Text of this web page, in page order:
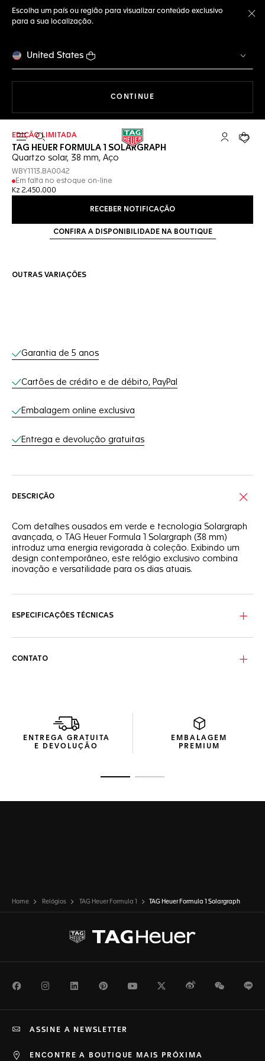
Escolha um país ou região para visualizar conteúdo exclusivo
para a sua localização.
United States
CONTINUE
Abrir a busca Conta My
Seu
EDIÇÃO LIMITADA
TAG HEUER FORMULA 1 SOLARGRAPH
Quartzo solar, 38 mm, Aço
WBY1113.BA0042
Em falta no estoque on-line
Kz 2.450.000
RECEBER NOTIFICAÇÃO
CONFIRA A DISPONIBILIDADE NA BOUTIQUE
OUTRAS VARIAÇÕES
Serviços on-line
Garantia de 5 anos
Cartões de crédito e de débito, PayPal
Embalagem online exclusiva
Entrega e devolução gratuitas
DESCRIÇÃO
Com detalhes ousados em verde e tecnologia Solargraph
avançada, o TAG Heuer Formula 1 Solargraph (38 mm)
introduz uma energia revigorada à coleção. Exibindo um
design contemporâneo, este relógio exclusivo combina
inovação e versatilidade para os dias atuais.
dinâmico. Ponteiros e índices laqueados em preto,
materiais inovadores.
ideal para exploradores urbanos e estilos de vida ativos.
O movimento Calibre TH50-00 Solargraph alimenta este
relógio com alta autonomia, exigindo apenas 1 minuto de
ESPECIFICAÇÕES TÉCNICAS
CONTATO
ENTREGA GRATUITA
E DEVOLUÇÃO
EMBALAGEM
PREMIUM
Home Relógios TAG Heuer Formula 1 TAG Heuer Formula 1 Solargraph
FacebookInstagramLinkedInPinterestYoutubeTwitterWeiboWeChat
ENCONTRE A BOUTIQUE MAIS PRÓXIMA
ASSINE A NEWSLETTER